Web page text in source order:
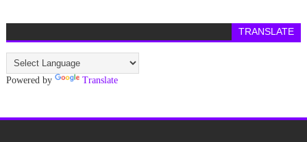
TRANSLATE
Powered by Translate